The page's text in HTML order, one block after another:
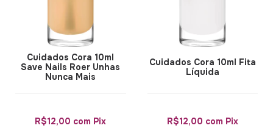
Cuidados Cora 10ml
Save Nails Roer Unhas
Nunca Mais
R$12,00 com Pix
Cuidados Cora 10ml Fita
Líquida
R$12,00 com Pix